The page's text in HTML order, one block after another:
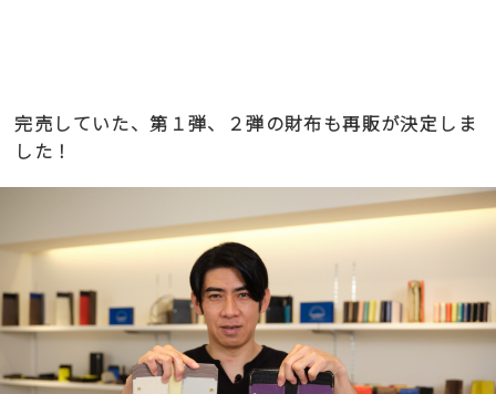
完売していた、第１弾、２弾の財布も再販が決定しま
した！